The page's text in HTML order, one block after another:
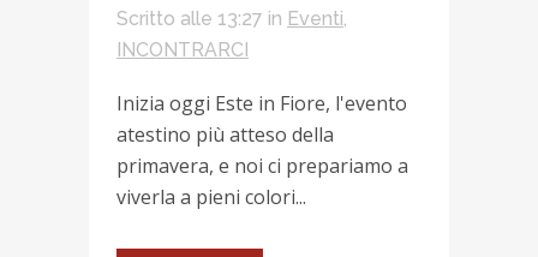
Scritto alle 13:27 in Eventi,
INCONTRARCI
Inizia oggi Este in Fiore, l'evento
atestino più atteso della
primavera, e noi ci prepariamo a
viverla a pieni colori...